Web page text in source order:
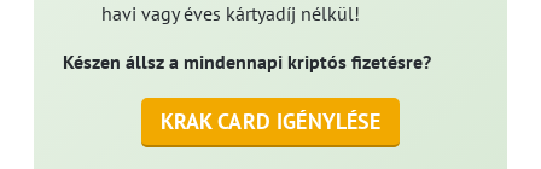
havi vagy éves kártyadíj nélkül!
Készen állsz a mindennapi kriptós fizetésre?
KRAK CARD IGÉNYLÉSE